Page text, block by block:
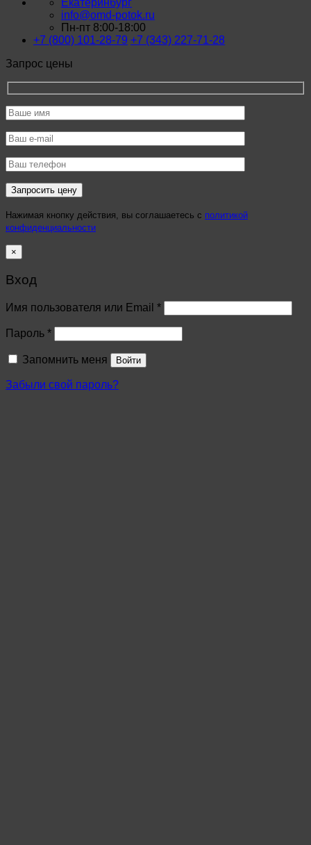
info@omd-potok.ru
Пн-пт 8:00-18:00
+7 (800) 101-28-79 +7 (343) 227-71-28
Запрос цены
Нажимая кнопку действия, вы соглашаетесь с политикой
конфиденциальности
×
Вход
Имя пользователя или Email *
Пароль *
Запомнить меня Войти
Забыли свой пароль?